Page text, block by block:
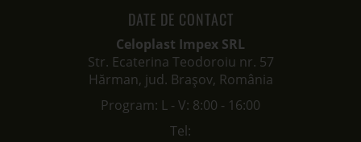
DATE DE CONTACT
Celoplast Impex SRL
Str. Ecaterina Teodoroiu nr. 57
Hărman, jud. Brașov, România
Program: L - V: 8:00 - 16:00
Tel: